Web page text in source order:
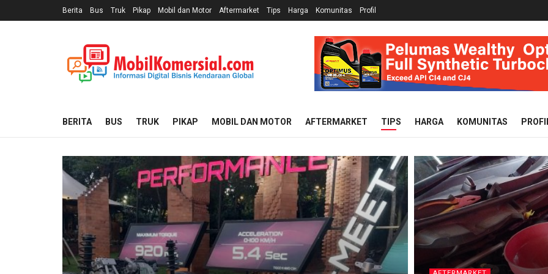
Berita Bus Truk Pikap Mobil dan Motor Aftermarket Tips Harga Komunitas Profil
BERITA BUS TRUK PIKAP MOBIL DAN MOTOR AFTERMARKET TIPS HARGA KOMUNITAS